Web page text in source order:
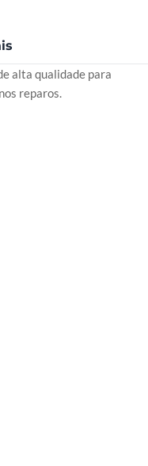
alta qualidade para
reparos.